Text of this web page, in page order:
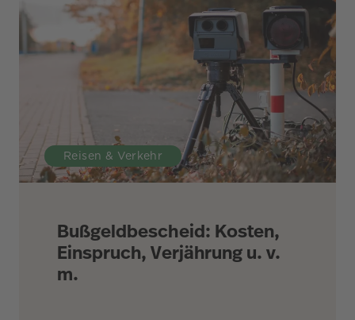
Reisen & Verkehr
Bußgeldbescheid: Kosten,
Einspruch, Verjährung u. v.
m.